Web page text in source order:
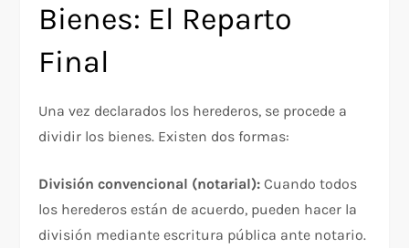
Bienes: El Reparto
Final
Una vez declarados los herederos, se procede a
dividir los bienes. Existen dos formas:
División convencional (notarial): Cuando todos
los herederos están de acuerdo, pueden hacer la
división mediante escritura pública ante notario.